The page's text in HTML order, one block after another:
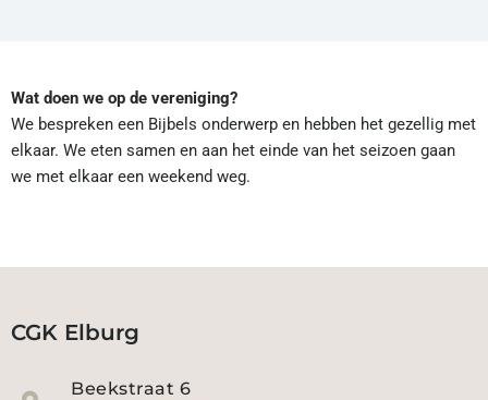
Wat doen we op de vereniging?
We bespreken een Bijbels onderwerp en hebben het gezellig met
elkaar. We eten samen en aan het einde van het seizoen gaan
we met elkaar een weekend weg.
CGK Elburg
Beekstraat 6